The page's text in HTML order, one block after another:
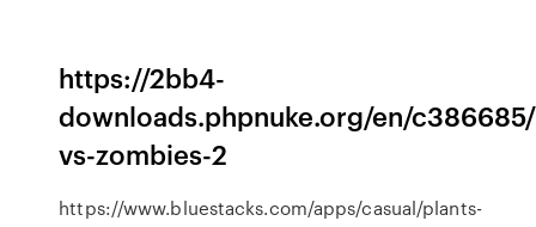
https://2bb4-
downloads.phpnuke.org/en/
vs-zombies-2
https://www.bluestacks.com/apps/casual/plants-